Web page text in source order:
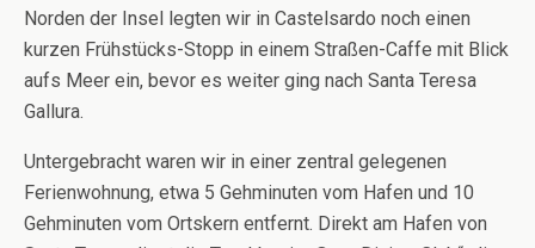
Norden der Insel legten wir in Castelsardo noch einen
kurzen Frühstücks-Stopp in einem Straßen-Caffe mit Blick
aufs Meer ein, bevor es weiter ging nach Santa Teresa
Gallura.
Untergebracht waren wir in einer zentral gelegenen
Ferienwohnung, etwa 5 Gehminuten vom Hafen und 10
Gehminuten vom Ortskern entfernt. Direkt am Hafen von